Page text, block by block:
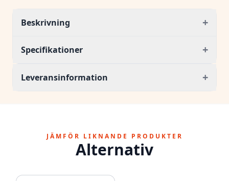
Beskrivning +
Specifikationer +
Leveransinformation +
JÄMFÖR LIKNANDE PRODUKTER
Alternativ